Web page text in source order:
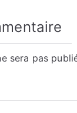
sera pas